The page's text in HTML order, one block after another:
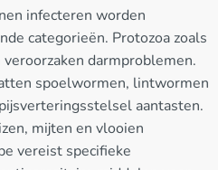
infecteren worden
categorieën. Protozoa zoals
darmproblemen.
spoelwormen, lintwormen
aantasten.
mijten en vlooien
vereist specifieke